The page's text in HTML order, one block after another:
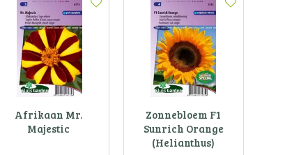
Afrikaan Mr.
Majestic
Zonnebloem F1
Sunrich Orange
(Helianthus)